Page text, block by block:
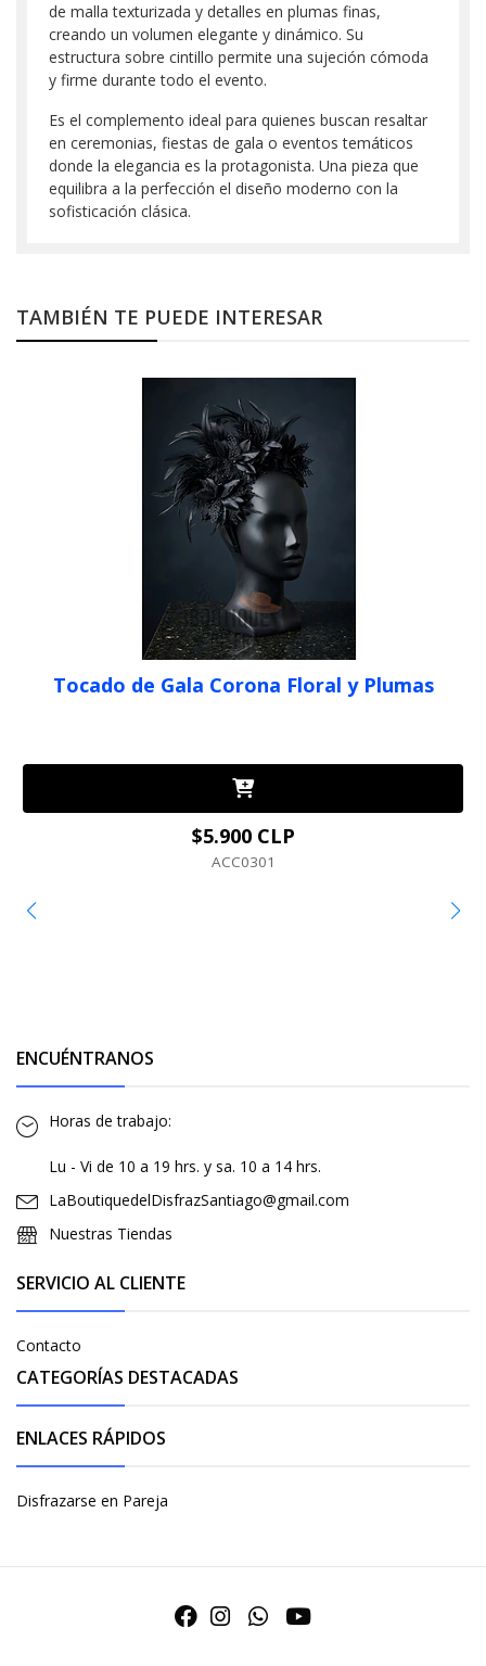
de malla texturizada y detalles en plumas finas,
creando un volumen elegante y dinámico. Su
estructura sobre cintillo permite una sujeción cómoda
y firme durante todo el evento.
Es el complemento ideal para quienes buscan resaltar
en ceremonias, fiestas de gala o eventos temáticos
donde la elegancia es la protagonista. Una pieza que
equilibra a la perfección el diseño moderno con la
sofisticación clásica.
TAMBIÉN TE PUEDE INTERESAR
Tocado de Gala Corona Floral y Plumas
$5.900 CLP
ACC0301
ENCUÉNTRANOS
Horas de trabajo:
Lu - Vi de 10 a 19 hrs. y sa. 10 a 14 hrs.
LaBoutiquedelDisfrazSantiago@gmail.com
Nuestras Tiendas
SERVICIO AL CLIENTE
Contacto
CATEGORÍAS DESTACADAS
ENLACES RÁPIDOS
Disfrazarse en Pareja